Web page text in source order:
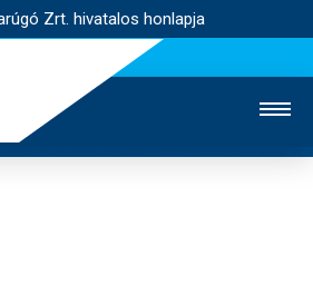
Zrt. hivatalos honlapja